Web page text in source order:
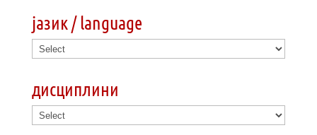
јазик / language
дисциплини